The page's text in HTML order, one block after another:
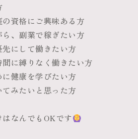
の資格にご興味ある方
ら、副業で稼ぎたい方
先にして働きたい方
間に縛りなく働きたい方
に健康を学びたい方
てみたいと思った方
なんでもOKです